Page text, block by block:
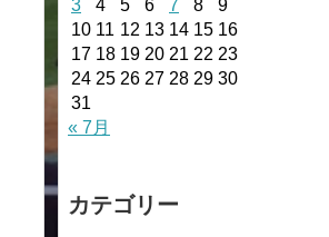
3
4 5 6 7 8
9
10 11 12 13 14 15 16
17 18 19 20 21 22 23
24 25 26 27 28 29 30
31
« 7月
カテゴリー